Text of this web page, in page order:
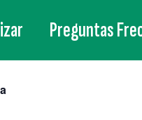
Preguntas